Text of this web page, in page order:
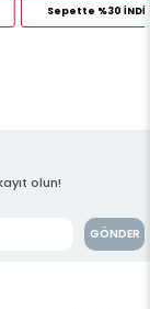
İNDİRİM 209,99 TL
olun!
GÖNDER